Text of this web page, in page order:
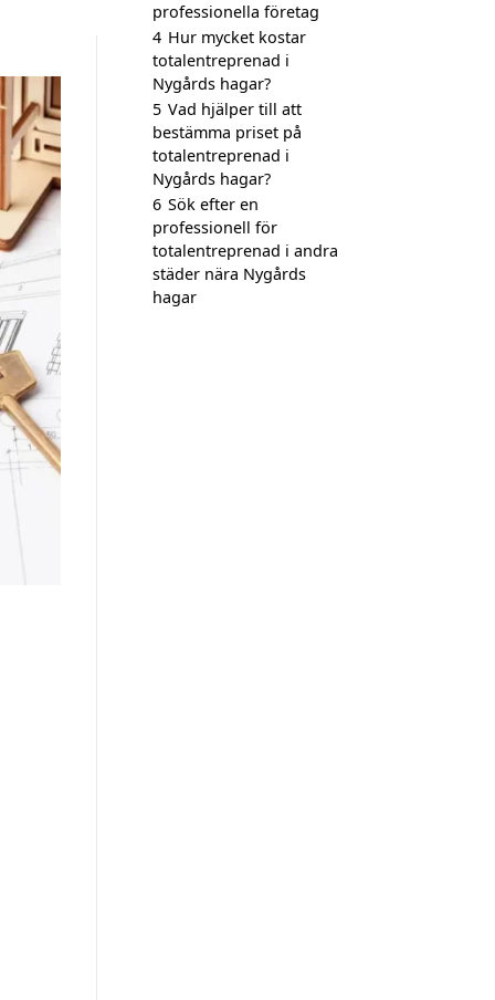
professionella företag
4 Hur mycket kostar
totalentreprenad i
Nygårds hagar?
5 Vad hjälper till att
bestämma priset på
totalentreprenad i
Nygårds hagar?
6 Sök efter en
professionell för
totalentreprenad i andra
städer nära Nygårds
hagar